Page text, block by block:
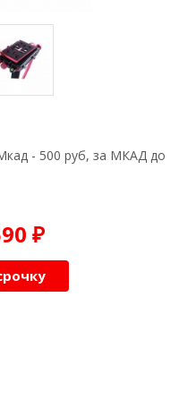
- 500 руб, за МКАД до
₽